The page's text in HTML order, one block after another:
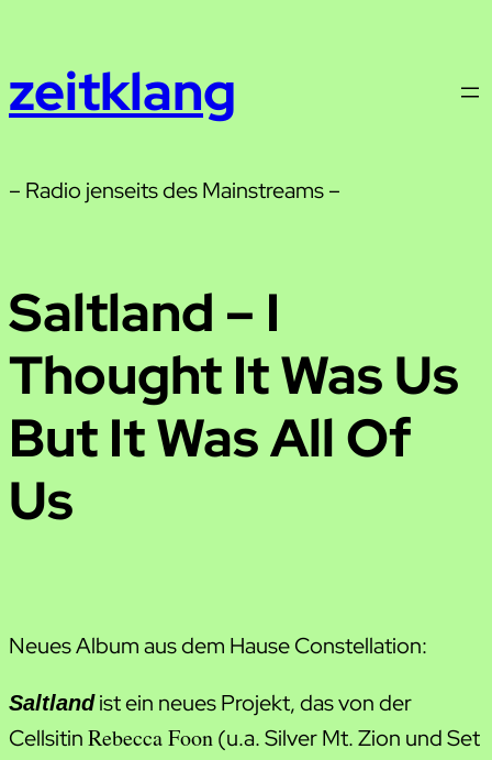
springen
zeitklang
– Radio jenseits des Mainstreams –
Saltland – I
Thought It Was Us
But It Was All Of
Us
Neues Album aus dem Hause Constellation:
Saltlandist ein neues Projekt, das von der
CellsitinRebecca Foon(u.a. Silver Mt. Zion und Set